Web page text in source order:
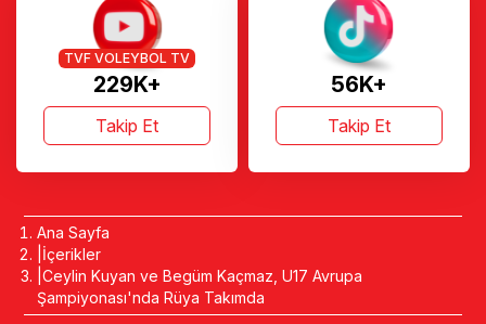
229K+
TVF VOLEYBOL TV
Takip Et
56K+
Takip Et
Ana Sayfa
İçerikler
Ceylin Kuyan ve Begüm Kaçmaz, U17 Avrupa
Şampiyonası'nda Rüya Takımda